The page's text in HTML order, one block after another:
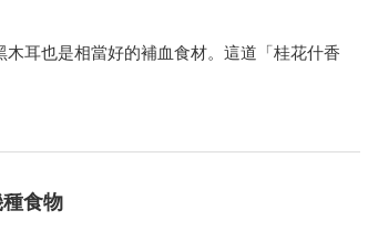
耳也是相當好的補血食材。這道「桂花什香
食物